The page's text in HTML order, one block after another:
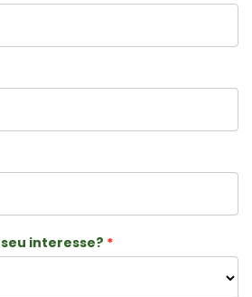
interesse?